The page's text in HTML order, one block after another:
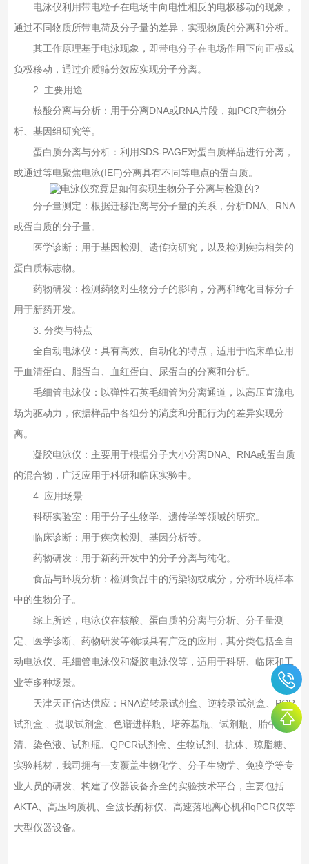
电泳仪利用带电粒子在电场中向电性相反的电极移动的现象，
通过不同物质所带电荷及分子量的差异，实现物质的分离和分析‌。
其工作原理基于电泳现象，即带电分子在电场作用下向正极或
负极移动，通过介质筛分效应实现分子分离‌。
2. ‌主要用途‌
核酸分离与分析‌：用于分离DNA或RNA片段，如PCR产物分
析、基因组研究等‌。
蛋白质分离与分析‌：利用SDS-PAGE对蛋白质样品进行分离，
或通过等电聚焦电泳(IEF)分离具有不同等电点的蛋白质‌。
分子量测定‌：根据迁移距离与分子量的关系，分析DNA、RNA
或蛋白质的分子量‌。
医学诊断‌：用于基因检测、遗传病研究，以及检测疾病相关的
蛋白质标志物‌。
药物研发‌：检测药物对生物分子的影响，分离和纯化目标分子
用于新药开发‌。
3. ‌分类与特点‌
全自动电泳仪‌：具有高效、自动化的特点，适用于临床单位用
于血清蛋白、脂蛋白、血红蛋白、尿蛋白的分离和分析‌。
毛细管电泳仪‌：以弹性石英毛细管为分离通道，以高压直流电
场为驱动力，依据样品中各组分的淌度和分配行为的差异实现分
离‌。
凝胶电泳仪‌：主要用于根据分子大小分离DNA、RNA或蛋白质
的混合物，广泛应用于科研和临床实验中‌。
4. ‌应用场景‌
科研实验室‌：用于分子生物学、遗传学等领域的研究‌。
临床诊断‌：用于疾病检测、基因分析等‌。
药物研发‌：用于新药开发中的分子分离与纯化‌。
食品与环境分析‌：检测食品中的污染物或成分，分析环境样本
中的生物分子‌。
综上所述，电泳仪在核酸、蛋白质的分离与分析、分子量测
定、医学诊断、药物研发等领域具有广泛的应用，其分类包括全自
动电泳仪、毛细管电泳仪和凝胶电泳仪等，适用于科研、临床和工
业等多种场景‌。
天津天正信达供应：RNA逆转录试剂盒、逆转录试剂盒、PCR
试剂盒 、提取试剂盒、色谱进样瓶、培养基瓶、试剂瓶、胎牛血
清、染色液、试剂瓶、QPCR试剂盒、生物试剂、抗体、琼脂糖、
实验耗材，我司拥有一支覆盖生物化学、分子生物学、免疫学等专
业人员的研发、构建了仪器设备齐全的实验技术平台，主要包括
AKTA、高压均质机、全波长酶标仪、高速落地离心机和qPCR仪等
大型仪器设备。